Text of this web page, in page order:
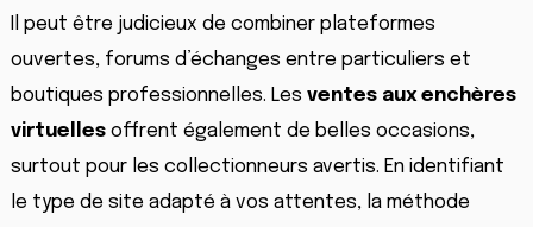
Il peut être judicieux de combiner plateformes
ouvertes, forums d’échanges entre particuliers et
boutiques professionnelles. Les ventes aux enchères
virtuellesoffrent également de belles occasions,
surtout pour les collectionneurs avertis. En identifiant
le type de site adapté à vos attentes, la méthode